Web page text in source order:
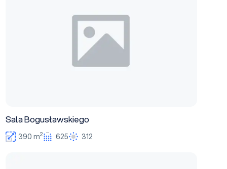
Sala Bogusławskiego
390 m2 625 312